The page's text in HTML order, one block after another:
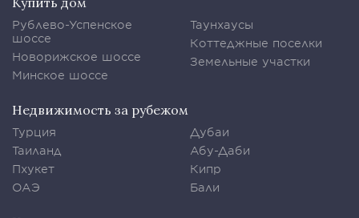
Рублево-Успенское
шоссе
Новорижское шоссе
Минское шоссе
Таунхаусы
Коттеджные поселки
Земельные участки
Недвижимость за рубежом
Турция
Таиланд
Пхукет
ОАЭ
Дубаи
Абу-Даби
Кипр
Бали